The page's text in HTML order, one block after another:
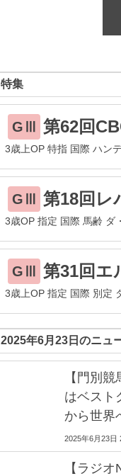
特集
GⅢ 第62回
3歳上OP 特指 国際 ハン
GⅢ 第18回レ
3歳OP 指定 国際 馬齢 ダ
GⅢ 第31回エ
3歳上OP 指定 国際 別定
2025年6月23日のニュ
【門別
はベスト
から世界
2025年6月23日
【ラジ